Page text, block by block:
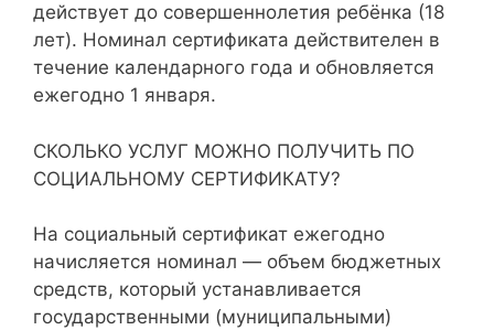
действует до совершеннолетия ребёнка (18
лет). Номинал сертификата действителен в
течение календарного года и обновляется
ежегодно 1 января.
СКОЛЬКО УСЛУГ МОЖНО ПОЛУЧИТЬ ПО
СОЦИАЛЬНОМУ СЕРТИФИКАТУ?
На социальный сертификат ежегодно
начисляется номинал — объем бюджетных
средств, который устанавливается
государственными (муниципальными)